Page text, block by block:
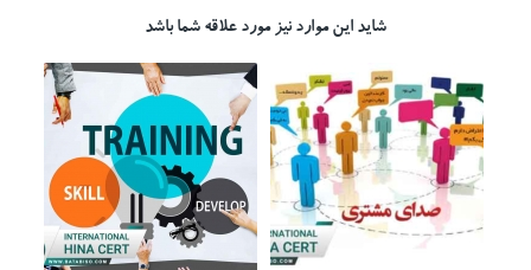
شاید این موارد نیز مورد علاقه شما باشد